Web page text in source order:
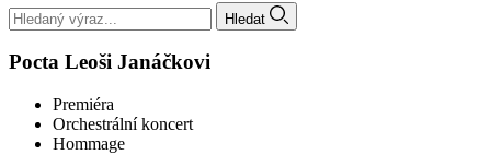
Hledat
Pocta Leoši Janáčkovi
Premiéra
Orchestrální koncert
Hommage